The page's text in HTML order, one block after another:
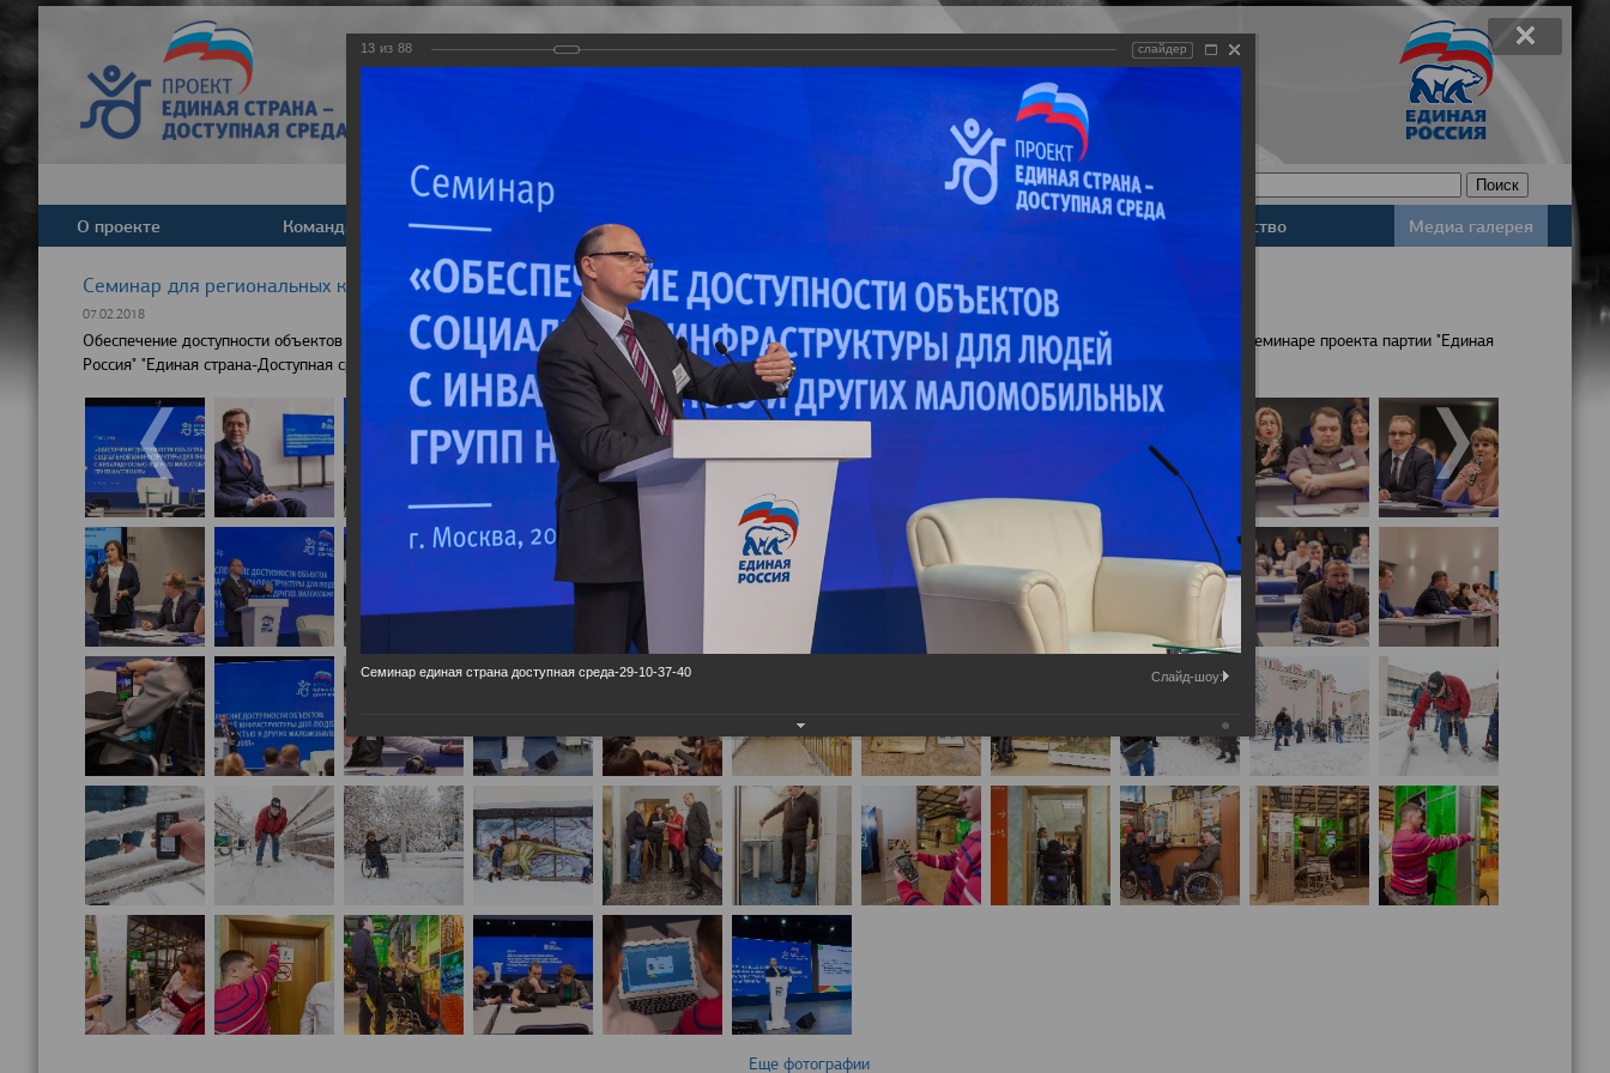
Задать вопрос
О проекте Команда Новости Законодательство Медиа галерея
Cеминар для региональных координаторов партпроекта "Единая страна - доступная среда"
07.02.2018
Обеспечение доступности объектов социальной инфраструктуры для людей с инвалидностью и других категорий маломобильных групп населения обсудили на семинаре проекта партии "Единая
Россия" "Единая страна-Доступная среда"
Еще фотографии
13 из 88 слайдер
Семинар единая страна доступная среда-29-10-37-40 Слайд-шоу: